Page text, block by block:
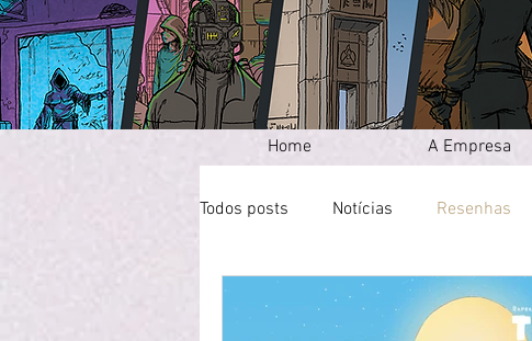
Home A Empresa
Todos posts Notícias Resenhas